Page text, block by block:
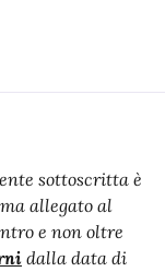
sottoscritta è
allegato al
e non oltre
dalla data di